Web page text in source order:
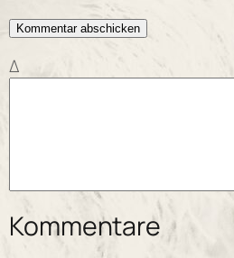
Δ
Kommentare